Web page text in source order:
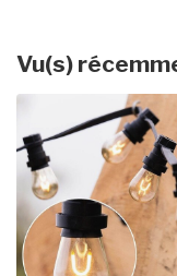
Vu(s)